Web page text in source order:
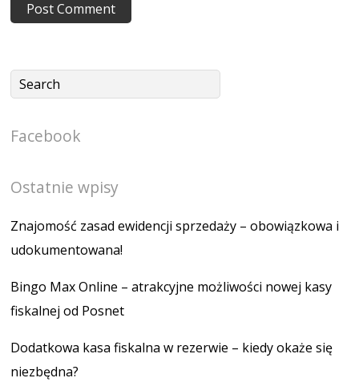
Facebook
Ostatnie wpisy
Znajomość zasad ewidencji sprzedaży – obowiązkowa i
udokumentowana!
Bingo Max Online – atrakcyjne możliwości nowej kasy
fiskalnej od Posnet
Dodatkowa kasa fiskalna w rezerwie – kiedy okaże się
niezbędna?